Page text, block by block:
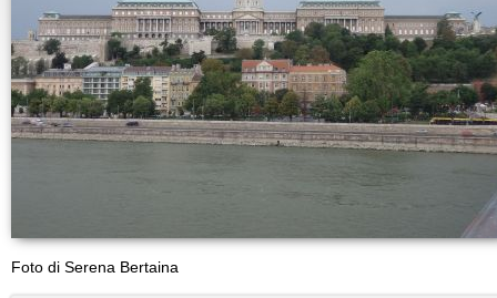
Foto di Serena Bertaina